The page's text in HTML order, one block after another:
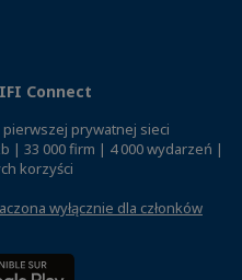
Connect
pierwszej prywatnej sieci
| 33 000 firm | 4 000 wydarzeń |
korzyści
wyłącznie dla członków